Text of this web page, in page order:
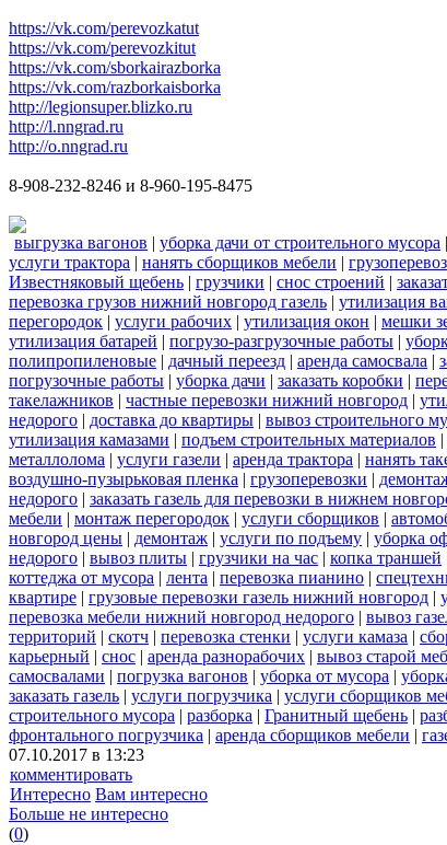
https://vk.com/perevozkatut
https://vk.com/perevozkitut
https://vk.com/sborkairazborka
https://vk.com/razborkaisborka
http://legionsuper.blizko.ru
http://l.nngrad.ru
http://o.nngrad.ru
8-908-232-8246 и 8-960-195-8475
выгрузка вагонов | уборка дачи от строительного мусора |
услуги трактора | нанять сборщиков мебели |
Известняковый щебень | грузчики | снос строений |
перевозка грузов нижний новгород газель | утилизация
перегородок | услуги рабочих | утилизация окон | мешки
утилизация батарей | погрузо-разгрузочные работы |
полипропиленовые | дачный переезд | аренда самосвала |
погрузочные работы | уборка дачи | заказать коробки |
такелажников | частные перевозки нижний новгород |
недорого | доставка до квартиры | вывоз строительного
утилизация камазами | подъем строительных материалов |
металлолома | услуги газели | аренда трактора | нанять
воздушно-пузырьковая пленка | грузоперевозки |
недорого | заказать газель для перевозки в нижнем
мебели | монтаж перегородок | услуги сборщиков |
новгород цены | демонтаж | услуги по подъему | уборка
недорого | вывоз плиты | грузчики на час | копка траншей
коттеджа от мусора | лента | перевозка пианино |
квартире | грузовые перевозки газель нижний новгород |
перевозка мебели нижний новгород недорого | вывоз
территорий | скотч | перевозка стенки | услуги камаза |
карьерный | снос | аренда разнорабочих | вывоз старой
самосвалами | погрузка вагонов | уборка от мусора |
заказать газель | услуги погрузчика | услуги сборщиков
строительного мусора | разборка | Гранитный щебень |
фронтального погрузчика | аренда сборщиков мебели |
07.10.2017 в 13:23
комментировать
Интересно Вам интересно
Больше не интересно
(0)